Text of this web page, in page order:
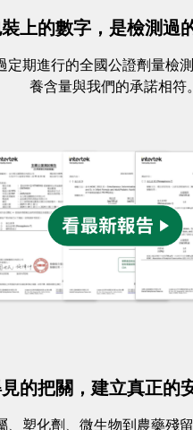
上的數字，是檢測過
定期進行的全國公證劑量檢
養含量與我們的承諾相符。
的把關，建立真正的
、塑化劑、微生物到農藥殘